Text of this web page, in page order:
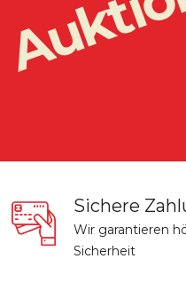
Sichere
Wir garantieren
Sicherheit